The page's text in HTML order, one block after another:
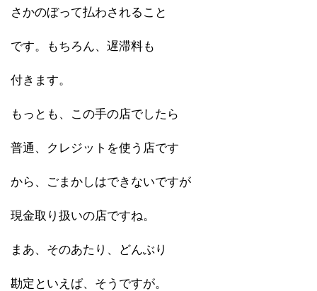
さかのぼって払わされること
です。もちろん、遅滞料も
付きます。
もっとも、この手の店でしたら
普通、クレジットを使う店です
から、ごまかしはできないですが
現金取り扱いの店ですね。
まあ、そのあたり、どんぶり
勘定といえば、そうですが。